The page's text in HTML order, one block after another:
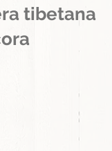
tibetana